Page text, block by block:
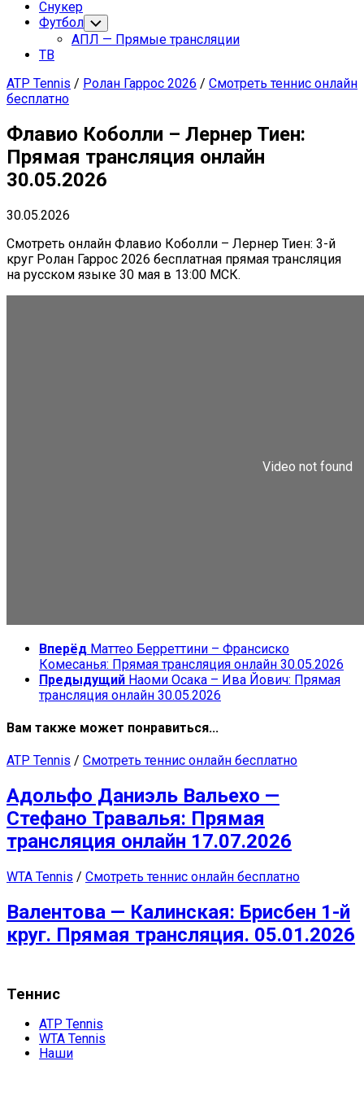
Снукер
Футбол Переключатель
дочернего
меню
АПЛ — Прямые трансляции
ТВ
ATP Tennis / Ролан Гаррос 2026 / Смотреть теннис онлайн
бесплатно
Флавио Коболли – Лернер Тиен:
Прямая трансляция онлайн
30.05.2026
30.05.2026
Смотреть онлайн Флавио Коболли – Лернер Тиен: 3-й
круг Ролан Гаррос 2026 бесплатная прямая трансляция
на русском языке 30 мая в 13:00 МСК.
Вперёд Маттео Берреттини – Франсиско
Комесанья: Прямая трансляция онлайн 30.05.2026
Предыдущий Наоми Осака – Ива Йович: Прямая
трансляция онлайн 30.05.2026
Вам также может понравиться...
ATP Tennis / Смотреть теннис онлайн бесплатно
Адольфо Даниэль Вальехо —
Стефано Травалья: Прямая
трансляция онлайн 17.07.2026
WTA Tennis / Смотреть теннис онлайн бесплатно
Валентова — Калинская: Брисбен 1-й
круг. Прямая трансляция. 05.01.2026
Теннис
ATP Tennis
WTA Tennis
Наши